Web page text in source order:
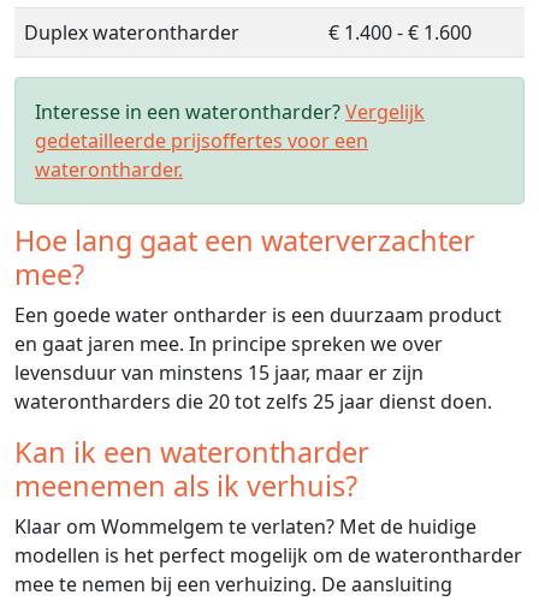
Duplex waterontharder € 1.400 - € 1.600
Interesse in een waterontharder?Vergelijk
gedetailleerde prijsoffertes voor een
waterontharder.
Hoe lang gaat een waterverzachter
mee?
Een goede water ontharder is een duurzaam product
en gaat jaren mee. In principe spreken we over
levensduur van minstens 15 jaar, maar er zijn
waterontharders die 20 tot zelfs 25 jaar dienst doen.
Kan ik een waterontharder
meenemen als ik verhuis?
Klaar om Wommelgem te verlaten? Met de huidige
modellen is het perfect mogelijk om de waterontharder
mee te nemen bij een verhuizing. De aansluiting